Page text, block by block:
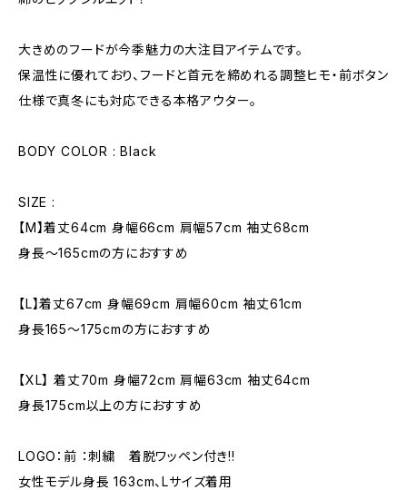
大きめのフードが今季魅力の大注目アイテムです。
保温性に優れており、フードと首元を締めれる調整ヒモ・前ボタン
仕様で真冬にも対応できる本格アウター。
BODY COLOR : Black
SIZE :
【M】着丈64cm 身幅66cm 肩幅57cm 袖丈68cm
身長〜165cmの方におすすめ
【L】着丈67cm 身幅69cm 肩幅60cm 袖丈61cm
身長165〜175cmの方におすすめ
【XL】 着丈70m 身幅72cm 肩幅63cm 袖丈64cm
身長175cm以上の方におすすめ
LOGO：前 ：刺繍 着脱ワッペン付き!!
女性モデル身長 163cm、Lサイズ着用